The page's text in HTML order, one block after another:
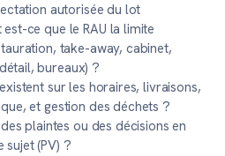
autorisée du lot
ce que le RAU la limite
take-away, cabinet,
bureaux) ?
sur les horaires, livraisons,
et gestion des déchets ?
plaintes ou des décisions en
sujet (PV) ?